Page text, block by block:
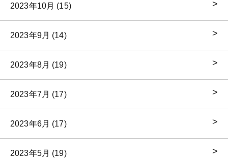
2023年10月 (15)
2023年9月 (14)
2023年8月 (19)
2023年7月 (17)
2023年6月 (17)
2023年5月 (19)